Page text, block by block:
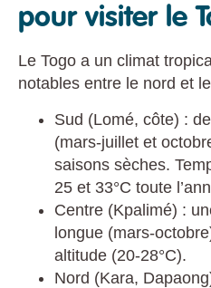
pour visiter le
Le Togo a un climat
notables entre le nord et
Sud (Lomé, côte) :
(mars-juillet et
saisons sèches.
25 et 33°C toute
Centre (Kpalimé) :
longue (mars-
altitude (20-28°C).
Nord (Kara,